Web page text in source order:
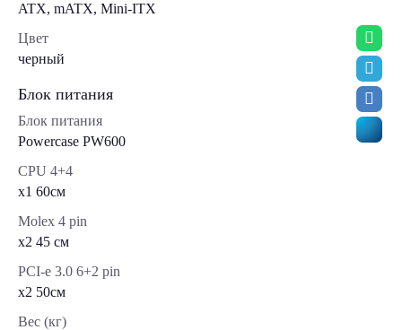
ATX, mATX, Mini-ITX
Цвет
черный
Блок питания
Блок питания
Powercase PW600
CPU 4+4
x1 60см
Molex 4 pin
x2 45 см
PCI-e 3.0 6+2 pin
x2 50см
Вес (кг)